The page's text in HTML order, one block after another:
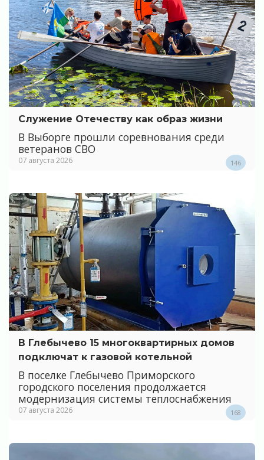
Служение Отечеству как образ жизни
В Выборге прошли соревнования среди
ветеранов СВО
07 августа 2026 146
В Глебычево 15 многоквартирных домов
подключат к газовой котельной
В поселке Глебычево Приморского
городского поселения продолжается
модернизация системы теплоснабжения
07 августа 2026 168